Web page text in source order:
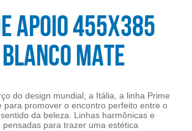
APOIO 455X385
MATE
do design mundial, a Itália, a linha Prime
para promover o encontro perfeito entre o
da beleza. Linhas harmônicas e
para trazer uma estética